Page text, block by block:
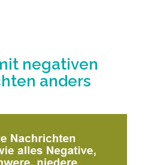
negativen
anders